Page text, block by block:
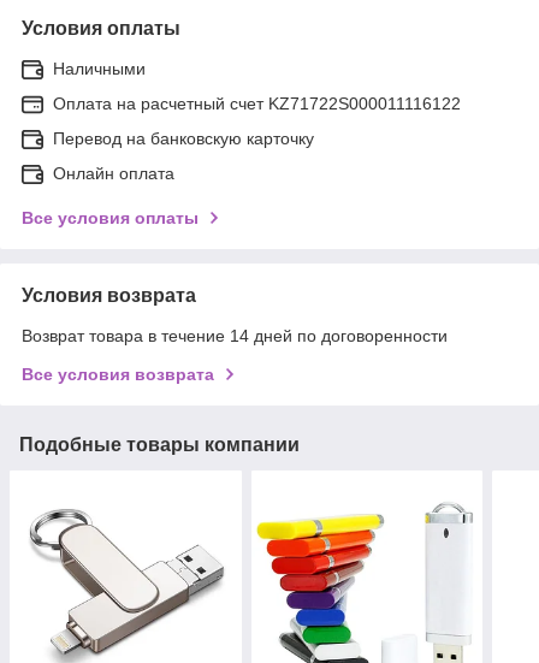
Условия оплаты
Наличными
Оплата на расчетный счет KZ71722S000011116122
Перевод на банковскую карточку
Онлайн оплата
Все условия оплаты
Условия возврата
Возврат товара в течение 14 дней по договоренности
Все условия возврата
Подобные товары компании